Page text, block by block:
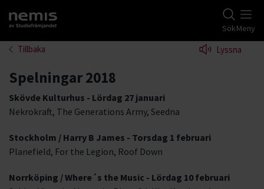
Gå till studiefrämjandets startsida SökMeny
Tillbaka Lyssna
Spelningar 2018
Skövde Kulturhus - Lördag 27 januari
Nekrokraft, The Generations Army, Seedna
Stockholm / Harry B James - Torsdag 1 februari
Planefield, For the Legion, Roof Down
Norrköping / Where´s the Music - Lördag 10 februari